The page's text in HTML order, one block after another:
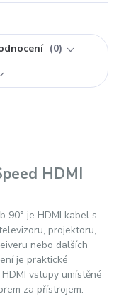
0
HDMI
90° je HDMI kabel s
projektoru,
nebo dalších
je praktické
vstupy umístěné
za přístrojem.